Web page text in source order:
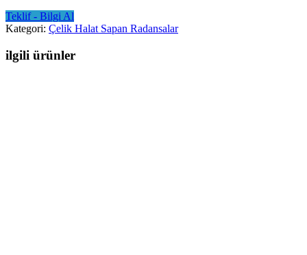
Teklif - Bilgi Al
Kategori: Çelik Halat Sapan Radansalar
ilgili ürünler